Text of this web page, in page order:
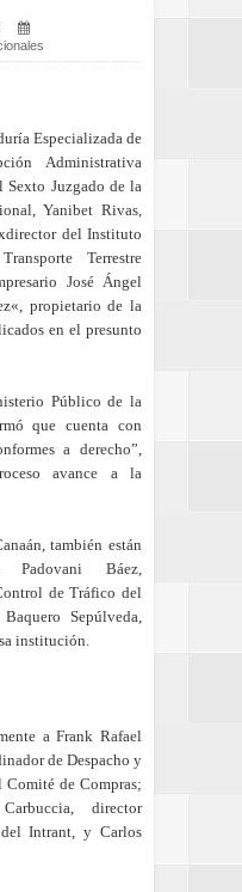
Especializada de
Administrativa
Sexto Juzgado de la
Yanibet Rivas,
del Instituto
Terrestre
José Ángel
propietario de la
en el presunto
Público de la
que cuenta con
a derecho”,
avance a la
también están
Padovani Báez,
de Tráfico del
Sepúlveda,
institución.
a Frank Rafael
de Despacho y
Comité de Compras;
director
Intrant, y Carlos